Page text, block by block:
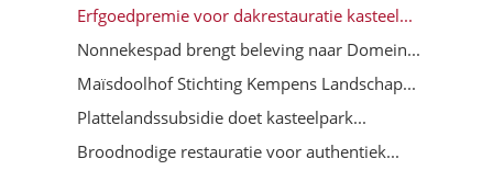
Erfgoedpremie voor dakrestauratie kasteel...
Nonnekespad brengt beleving naar Domein...
Maïsdoolhof Stichting Kempens Landschap...
Plattelandssubsidie doet kasteelpark...
Broodnodige restauratie voor authentiek...